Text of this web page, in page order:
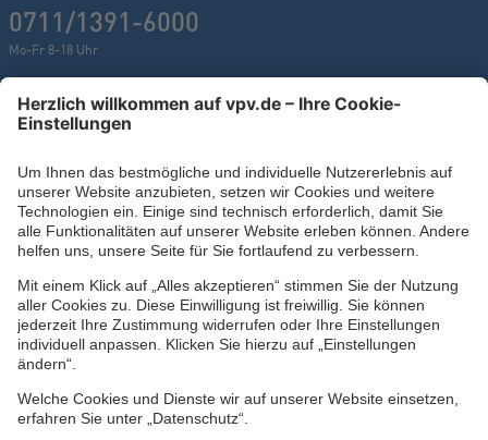
0711/1391-6000
Mo-Fr 8-18 Uhr
Kontaktformular